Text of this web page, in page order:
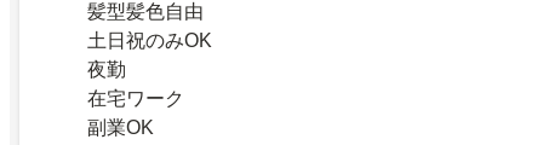
髪型髪色自由
土日祝のみOK
夜勤
在宅ワーク
副業OK